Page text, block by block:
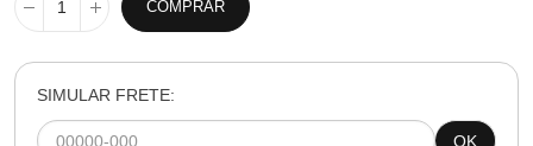
COMPRAR
SIMULAR FRETE:
OK